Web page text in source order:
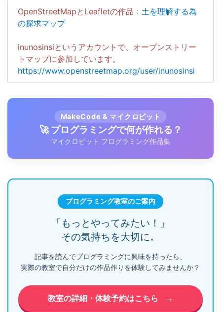
OpenStreetMapとLeafletの作品： 土を理解する為
の探求マップ
inunosinsiというアカウントで、オープンストリー
トマップに参加しています。
https://www.openstreetmap.org/user/inunosinsi
MakeCode & マイクロビット
🚀 プログラミングで何が作れる？
マイクロビット プログラミング作品集
プログラミング教室のご案内
「もっとやってみたい！」
その気持ちを大切に。
記事を読んでプログラミングに興味を持ったら、
実際の教室で自分だけの作品作りを体験してみませんか？
教室の詳細・体験予約はこちら →